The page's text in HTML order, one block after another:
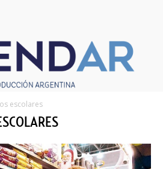
escolares